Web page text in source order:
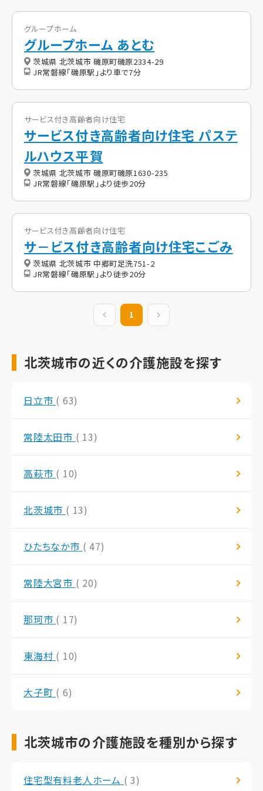
グループホーム
グループホーム あとむ
茨城県 北茨城市 磯原町磯原2334-29
JR常磐線「磯原駅」より車で7分
サービス付き高齢者向け住宅
サービス付き高齢者向け住宅 パステ
ルハウス平賀
茨城県 北茨城市 磯原町磯原1630-235
JR常磐線「磯原駅」より徒歩20分
サービス付き高齢者向け住宅
サ－ビス付き高齢者向け住宅こごみ
茨城県 北茨城市 中郷町足洗751-2
JR常磐線「磯原駅」より徒歩20分
前の20件
1
北茨城市の近くの介護施設を探す
日立市 ( 63)
常陸太田市 ( 13)
高萩市 ( 10)
北茨城市 ( 13)
ひたちなか市 ( 47)
常陸大宮市 ( 20)
那珂市 ( 17)
東海村 ( 10)
大子町 ( 6)
北茨城市の介護施設を種別から探す
住宅型有料老人ホーム ( 3)